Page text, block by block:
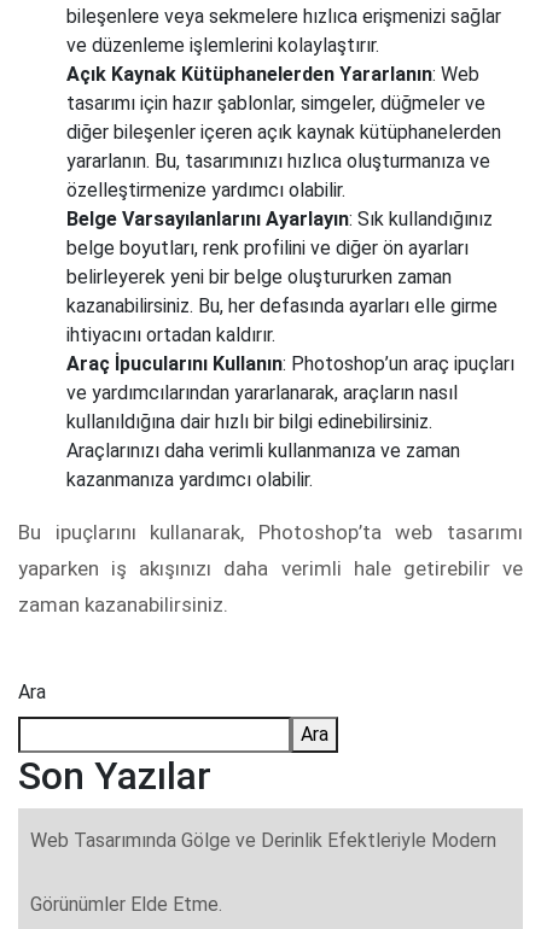
bileşenlere veya sekmelere hızlıca erişmenizi sağlar
ve düzenleme işlemlerini kolaylaştırır.
Açık Kaynak Kütüphanelerden Yararlanın: Web
tasarımı için hazır şablonlar, simgeler, düğmeler ve
diğer bileşenler içeren açık kaynak kütüphanelerden
yararlanın. Bu, tasarımınızı hızlıca oluşturmanıza ve
özelleştirmenize yardımcı olabilir.
Belge Varsayılanlarını Ayarlayın: Sık kullandığınız
belge boyutları, renk profilini ve diğer ön ayarları
belirleyerek yeni bir belge oluştururken zaman
kazanabilirsiniz. Bu, her defasında ayarları elle girme
ihtiyacını ortadan kaldırır.
Araç İpucularını Kullanın: Photoshop’un araç ipuçları
ve yardımcılarından yararlanarak, araçların nasıl
kullanıldığına dair hızlı bir bilgi edinebilirsiniz.
Araçlarınızı daha verimli kullanmanıza ve zaman
kazanmanıza yardımcı olabilir.
Bu ipuçlarını kullanarak, Photoshop’ta web tasarımı
yaparken iş akışınızı daha verimli hale getirebilir ve
zaman kazanabilirsiniz.
Ara
Ara
Son Yazılar
Web Tasarımında Gölge ve Derinlik Efektleriyle Modern
Görünümler Elde Etme.